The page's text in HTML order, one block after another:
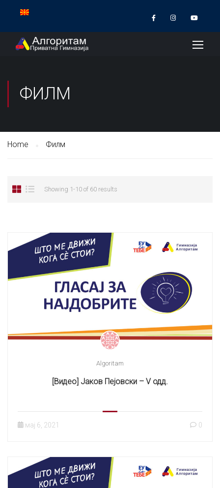
ФИЛМ
Home Филм
Showing 1-10 of 60 results
Algoritam
[Видео] Јаков Пејовски – V одд.
мај 6, 2021 0